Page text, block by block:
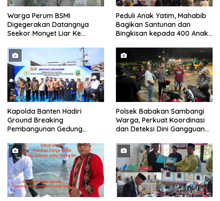
Warga Perum BSMI
Digegerakan Datangnya
Seekor Monyet Liar Ke
Peduli Anak Yatim, Mahabib
Bagikan Santunan dan
Bingkisan kepada 400 Anak
Kapolda Banten Hadiri
Ground Breaking
Pembangunan Gedung
Provinsi Banten
Polsek Babakan Sambangi
Warga, Perkuat Koordinasi
dan Deteksi Dini Gangguan